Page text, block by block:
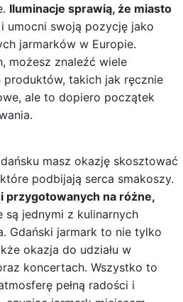
Iluminacje sprawią, że miasto
umocni swoją pozycję jako
jarmarków w Europie.
możesz znaleźć wiele
takich jak ręcznie
ale to dopiero początek
masz okazję skosztować
podbijają serca smakoszy.
przygotowanych na różne,
są jednymi z kulinarnych
Gdański jarmark to nie tylko
okazja do udziału w
koncertach. Wszystko to
pełną radości i